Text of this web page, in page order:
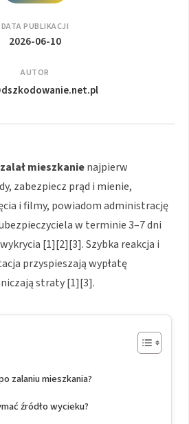
DATA PUBLIKACJI
2026-06-10
AUTOR
mieszkanienajpierw
zabezpiecz prąd i mienie,
i filmy, powiadom administrację
w terminie 3–7 dni
[1][2][3]. Szybka reakcja i
przyspieszają wypłatę
straty [1][3].
zalaniu mieszkania?
źródło wycieku?